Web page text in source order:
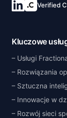
Verified
Kluczowe
Usługi
Rozwiązania
Sztuczna
Innowacje w
Rozwój sieci